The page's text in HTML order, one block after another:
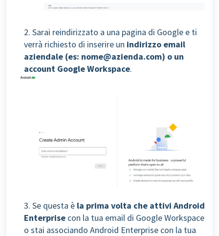
2. Sarai reindirizzato a una pagina di Google e ti
verrà richiesto di inserire un indirizzo email
aziendale (es: nome@azienda.com) o un
account Google Workspace.
3. Se questa è la prima volta che attivi Android
Enterprise con la tua email di Google Workspace
o stai associando Android Enterprise con la tua